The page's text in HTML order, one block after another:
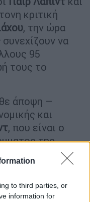
to third parties, or
information for
κριτική
, την ώρα
συνεχίζουν να
95
τους το
άποψη –
και
, που είναι ο
της
, εξηγώντας ότι
από τα σχέδια
πόλης
.